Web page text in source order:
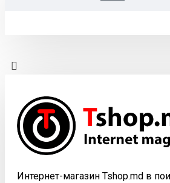
Интернет-магазин Tshop.md в